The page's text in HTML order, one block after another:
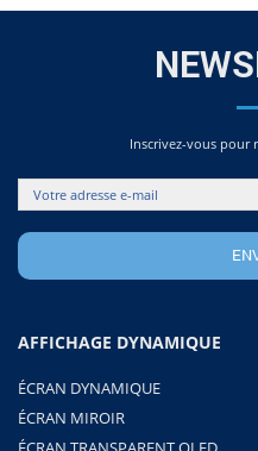
Inscrivez-vous pour
AFFICHAGE DYNAMIQUE
ÉCRAN DYNAMIQUE
ÉCRAN MIROIR